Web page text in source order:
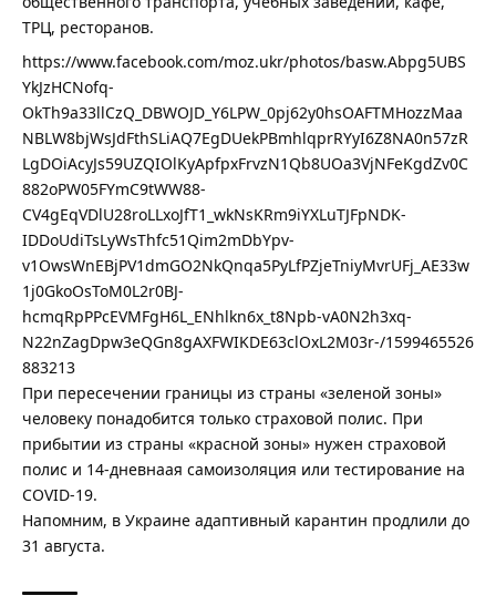
ТРЦ, ресторанов.
https://www.facebook.com/moz.ukr/photos/basw.Abpg5UBS
YkJzHCNofq-
OkTh9a33llCzQ_DBWOJD_Y6LPW_0pj62y0hsOAFTMHozzMaa
NBLW8bjWsJdFthSLiAQ7EgDUekPBmhlqprRYyI6Z8NA0n57zR
LgDOiAcyJs59UZQIOlKyApfpxFrvzN1Qb8UOa3VjNFeKgdZv0C
882oPW05FYmC9tWW88-
CV4gEqVDlU28roLLxoJfT1_wkNsKRm9iYXLuTJFpNDK-
IDDoUdiTsLyWsThfc51Qim2mDbYpv-
v1OwsWnEBjPV1dmGO2NkQnqa5PyLfPZjeTniyMvrUFj_AE33w
1j0GkoOsToM0L2r0BJ-
hcmqRpPPcEVMFgH6L_ENhlkn6x_t8Npb-vA0N2h3xq-
N22nZagDpw3eQGn8gAXFWIKDE63clOxL2M03r-/1599465526
883213
При пересечении границы из страны «зеленой зоны»
человеку понадобится только страховой полис. При
прибытии из страны «красной зоны» нужен страховой
полис и 14-дневнаая самоизоляция или тестирование на
COVID-19.
Напомним, в Украине адаптивный карантин продлили до
31 августа.